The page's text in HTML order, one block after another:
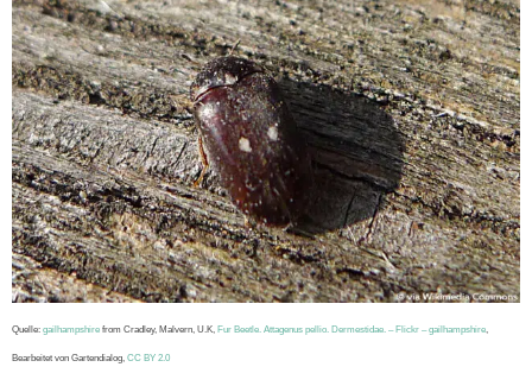
Quelle: gailhampshire from Cradley, Malvern, U.K, Fur Beetle. Attagenus pellio. Dermestidae. – Flickr – gailhampshire
Bearbeitet von Gartendialog, CC BY 2.0